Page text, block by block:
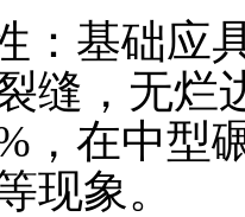
：基础应
缝 ，无
，在中型
现象。